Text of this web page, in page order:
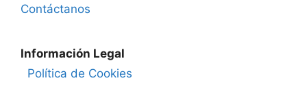
Contáctanos
Información Legal
Política de Cookies